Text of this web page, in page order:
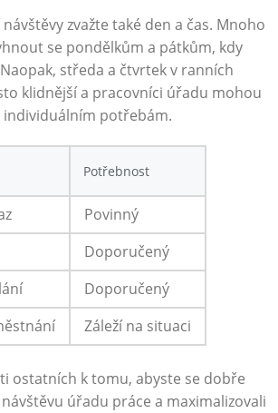
‌zvažte také den a čas. Mnoho
se pondělkům a pátkům,⁢ kdy
⁣středa a čtvrtek v ranních
klidnější a pracovníci úřadu mohou
individuálním potřebám.
Potřebnost
Povinný
Doporučený
Doporučený
Záleží na situaci
ostatních k‍ tomu, ⁢abyste se dobře
úřadu práce a maximalizovali